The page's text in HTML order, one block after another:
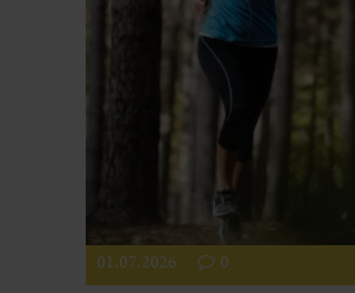
01.07.2026 0